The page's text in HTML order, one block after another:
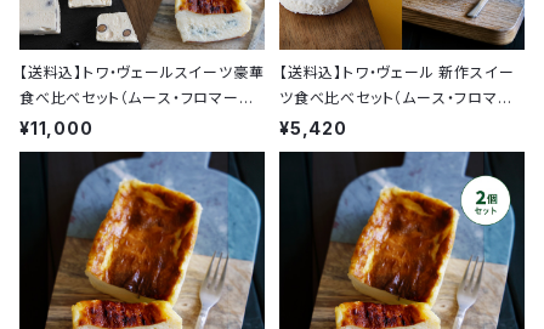
【送料込】トワ・ヴェールスイーツ豪華
食べ比べセット（ムース・フロマージ
ュ、ブルーチーズケーキ、カッサータ3
種）
¥11,000
【送料込】トワ・ヴェール 新作スイー
ツ食べ比べセット（ムース・フロマー
ジュ、ブルーチーズケーキ）
¥5,420